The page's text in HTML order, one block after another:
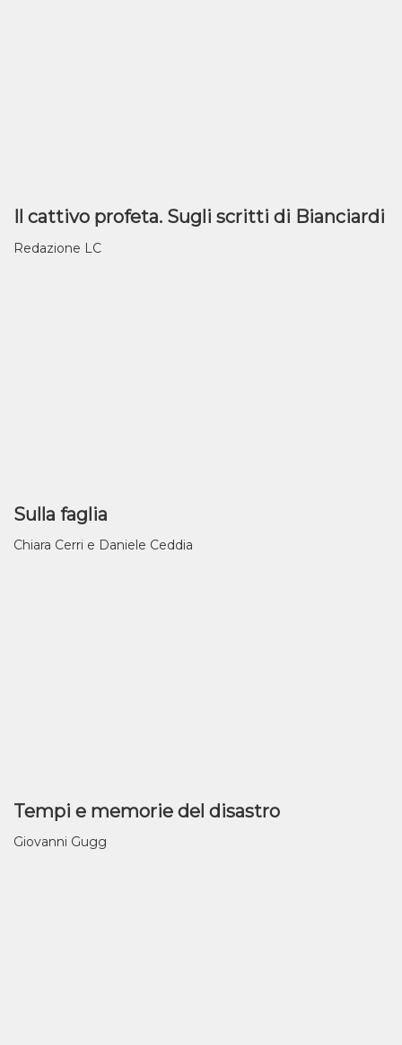
Il cattivo profeta. Sugli scritti di Bianciardi
Redazione LC
Sulla faglia
Chiara Cerri e Daniele Ceddia
Tempi e memorie del disastro
Giovanni Gugg